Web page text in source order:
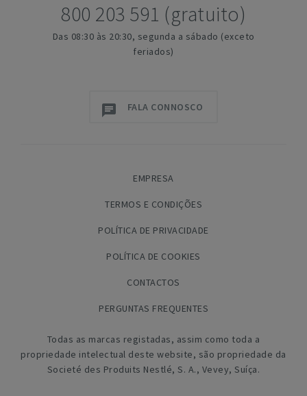
800 203 591 (gratuito)
Das 08:30 às 20:30, segunda a sábado (exceto
feriados)
FALA CONNOSCO
EMPRESA
TERMOS E CONDIÇÕES
POLÍTICA DE PRIVACIDADE
POLÍTICA DE COOKIES
CONTACTOS
PERGUNTAS FREQUENTES
Todas as marcas registadas, assim como toda a
propriedade intelectual deste website, são propriedade da
Societé des Produits Nestlé, S. A., Vevey, Suíça.